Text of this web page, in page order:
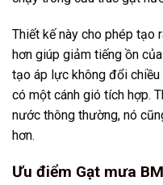
Thiết kế này cho phép tạo
hơn giúp giảm tiếng ồn
tạo áp lực không đổi
có một cánh gió tích hợp.
nước thông thường, nó
hơn.
Ưu điểm Gạt mưa